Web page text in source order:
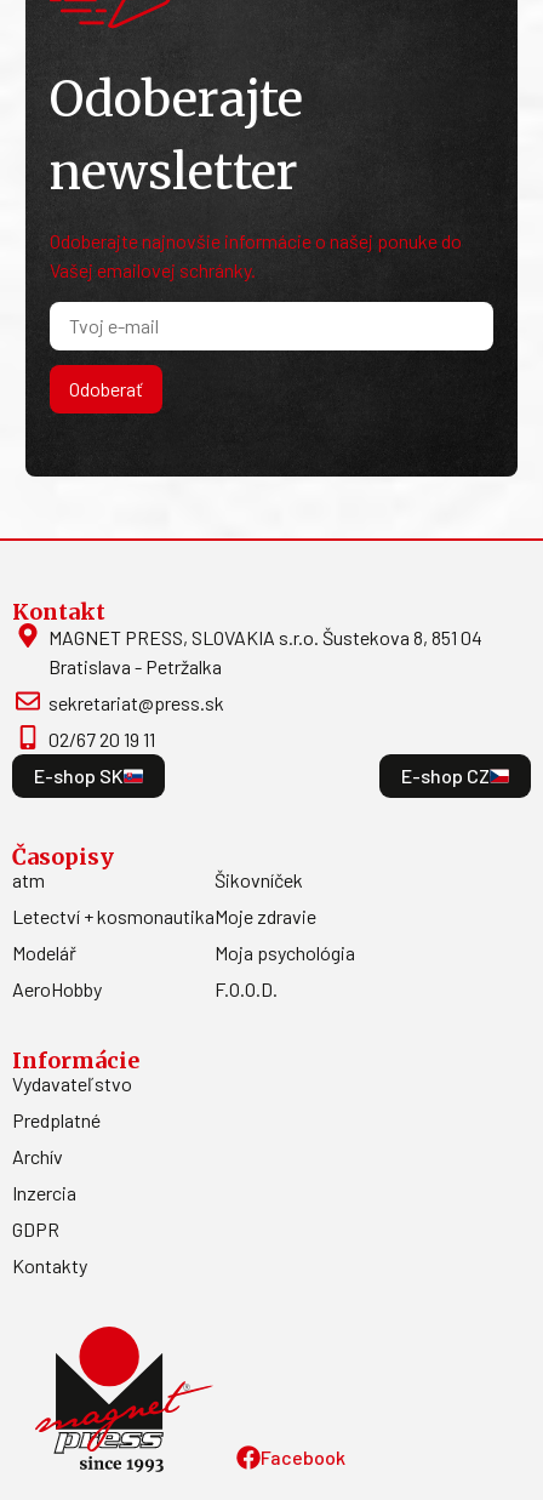
Odoberajte
newsletter
Odoberajte najnovšie informácie o našej ponuke do
Vašej emailovej schránky.
Odoberať
Facebook
Kontakt
MAGNET PRESS, SLOVAKIA s.r.o. Šustekova 8, 851 04
Bratislava - Petržalka
sekretariat@press.sk
02/67 20 19 11
E-shop SK
E-shop CZ
Časopisy
atm
Letectví + kosmonautika
Modelář
AeroHobby
Šikovníček
Moje zdravie
Moja psychológia
F.O.O.D.
Informácie
Vydavateľstvo
Predplatné
Archív
Inzercia
GDPR
Kontakty